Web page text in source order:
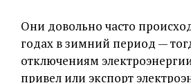
Они довольно часто
годах в зимний период —
отключениям
привел или экспорт